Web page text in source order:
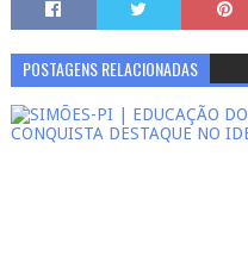
POSTAGENS RELACIONADAS